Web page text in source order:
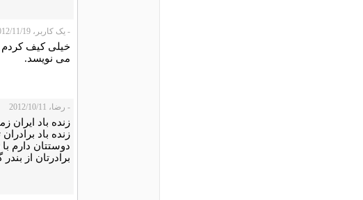
- یک کاربر، 2012/11/19
خیلی کیف کردم
می نویسد.
- رضا، 2012/10/11
زنده باد ايران
زنده باد
دوستتان دارم
برادرتان از